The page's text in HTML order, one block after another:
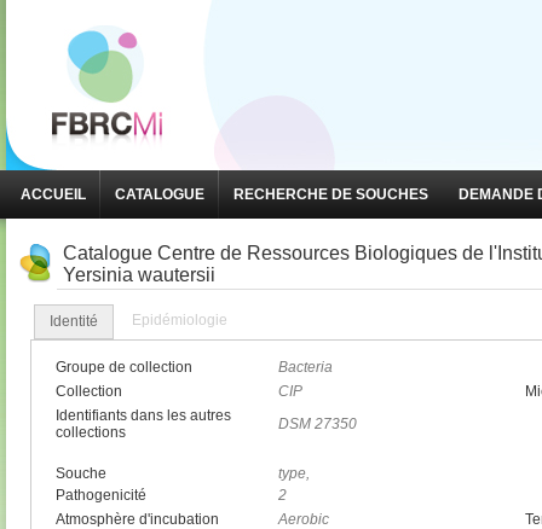
ACCUEIL CATALOGUE RECHERCHE DE SOUCHES DEMANDE
Catalogue Centre de Ressources Biologiques de
Yersinia wautersii
Identité Epidémiologie
Groupe de collection
Bacteria
Collection
CIP
Identifiants dans les autres
collections
DSM 27350
Souche
type,
Pathogenicité
2
Atmosphère d'incubation
Aerobic